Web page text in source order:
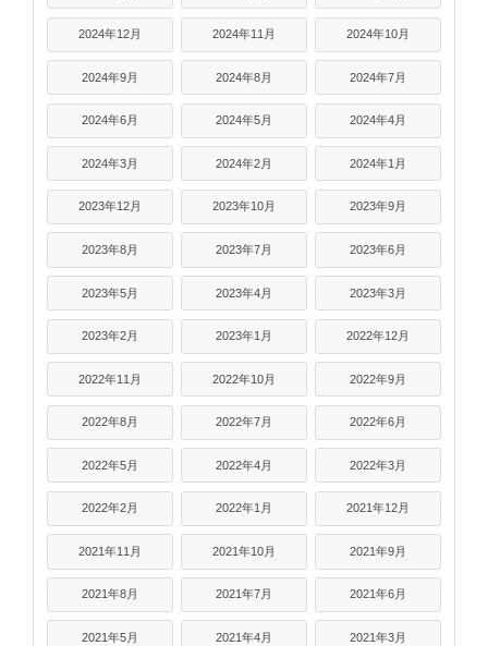
2024年12月 2024年11月 2024年10月
2024年9月 2024年8月 2024年7月
2024年6月 2024年5月 2024年4月
2024年3月 2024年2月 2024年1月
2023年12月 2023年10月 2023年9月
2023年8月 2023年7月 2023年6月
2023年5月 2023年4月 2023年3月
2023年2月 2023年1月 2022年12月
2022年11月 2022年10月 2022年9月
2022年8月 2022年7月 2022年6月
2022年5月 2022年4月 2022年3月
2022年2月 2022年1月 2021年12月
2021年11月 2021年10月 2021年9月
2021年8月 2021年7月 2021年6月
2021年5月 2021年4月 2021年3月